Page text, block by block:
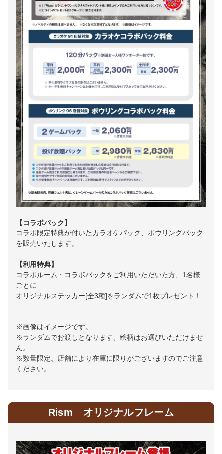
【コラボパック】
コラボ限定特典が付いたカラオケパック、ボウリングパック
を販売いたします。
【利用特典】
コラボルーム・コラボパックをご利用いただいた方、1名様
ごとに
オリジナルステッカー[全3種]をランダムで1枚プレゼント！
※画像はイメージです。
※ランダムでお渡しとなります、絵柄はお選びいただけませ
ん。
※数量限定。店舗により在庫に限りがございますのでご注意
ください。
Rism オリジナルフレーム